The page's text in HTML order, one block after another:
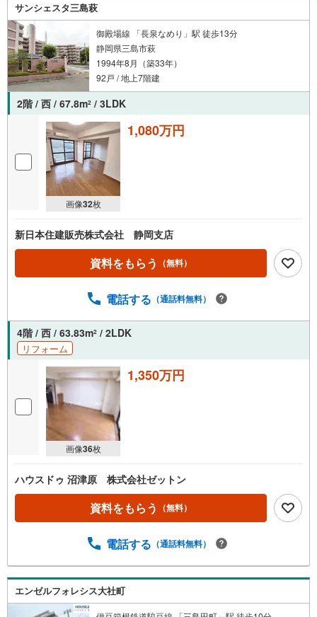
サンシェスタ三島萩
御殿場線 「長泉なめり」駅 徒歩13分
静岡県三島市萩
1994年8月（築33年）
92戸 / 地上7階建
2階 / 西 / 67.8m2 / 3LDK
画像32枚
1,080万円
新日本住建販売株式会社 静岡支店
資料をもらう （無料）
電話する （通話料無料）
4階 / 西 / 63.83m2 / 2LDK
リフォーム
画像36枚
1,350万円
ハウスドゥ 沼津原 株式会社ゼットン
資料をもらう （無料）
電話する （通話料無料）
エンゼルフォレシス大社町